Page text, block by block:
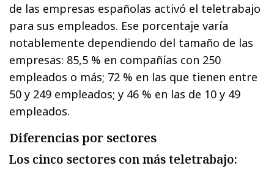
de las empresas españolas activó el teletrabajo
para sus empleados. Ese porcentaje varía
notablemente dependiendo del tamaño de las
empresas: 85,5 % en compañías con 250
empleados o más; 72 % en las que tienen entre
50 y 249 empleados; y 46 % en las de 10 y 49
empleados.
Diferencias por sectores
Los cinco sectores con más teletrabajo: